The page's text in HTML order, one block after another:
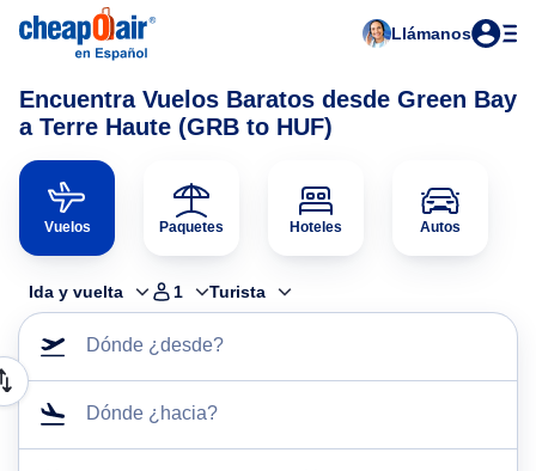
Llámanos
Encuentra Vuelos Baratos desde Green Bay
a Terre Haute (GRB to HUF)
Vuelos Paquetes Hoteles Autos
Ida y vuelta 1 Turista
Dónde ¿desde?
Dónde ¿hacia?